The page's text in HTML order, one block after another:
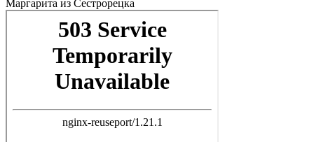
Маргарита из Сестрорецка